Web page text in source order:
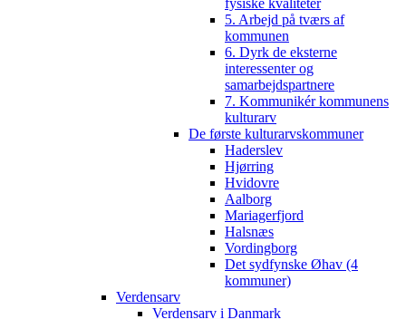
fysiske kvaliteter
5. Arbejd på tværs af
kommunen
6. Dyrk de eksterne
interessenter og
samarbejdspartnere
7. Kommunikér kommunens
kulturarv
De første kulturarvskommuner
Haderslev
Hjørring
Hvidovre
Aalborg
Mariagerfjord
Halsnæs
Vordingborg
Det sydfynske Øhav (4
kommuner)
Verdensarv
Verdensarv i Danmark